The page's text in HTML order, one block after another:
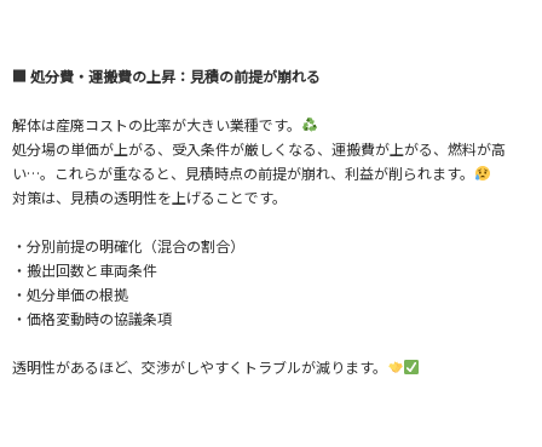
■ 処分費・運搬費の上昇：見積の前提が崩れる
解体は産廃コストの比率が大きい業種です。
処分場の単価が上がる、受入条件が厳しくなる、運搬費が上がる、燃料が高
い…。これらが重なると、見積時点の前提が崩れ、利益が削られます。
対策は、見積の透明性を上げることです。
・分別前提の明確化（混合の割合）
・搬出回数と車両条件
・処分単価の根拠
・価格変動時の協議条項
透明性があるほど、交渉がしやすくトラブルが減ります。